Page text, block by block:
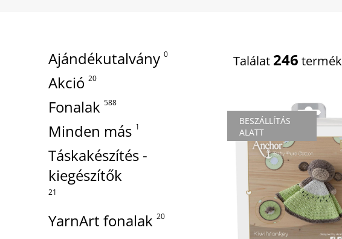
Ajándékutalvány 0
Akció 20
Fonalak 588
Minden más 1
Táskakészítés -
kiegészítők
21
YarnArt fonalak 20
Találat 246 termék
BESZÁLLÍTÁS
ALATT